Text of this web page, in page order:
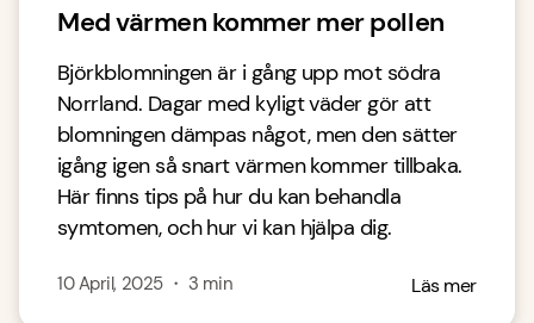
Med värmen kommer mer pollen
Björkblomningen är i gång upp mot södra
Norrland. Dagar med kyligt väder gör att
blomningen dämpas något, men den sätter
igång igen så snart värmen kommer tillbaka.
Här finns tips på hur du kan behandla
symtomen, och hur vi kan hjälpa dig.
10 April, 2025・ 3 min Läs mer